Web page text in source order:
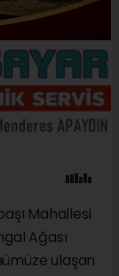
Mahallesi
Ağası
ulaşan